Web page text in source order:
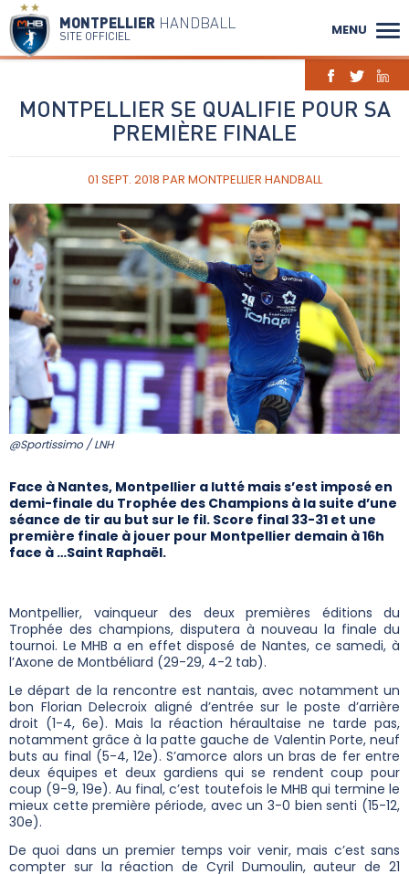
MONTPELLIERHANDBALL
SITE OFFICIEL MENU
MONTPELLIER SE QUALIFIE POUR SA
PREMIÈRE FINALE
01 SEPT. 2018 PAR MONTPELLIER HANDBALL
@Sportissimo / LNH
Face à Nantes, Montpellier a lutté mais s’est imposé en
demi-finale du Trophée des Champions à la suite d’une
séance de tir au but sur le fil. Score final 33-31 et une
première finale à jouer pour Montpellier demain à 16h
face à …Saint Raphaël.
Montpellier, vainqueur des deux premières éditions du
Trophée des champions, disputera à nouveau la finale du
tournoi. Le MHB a en effet disposé de Nantes, ce samedi, à
l’Axone de Montbéliard (29-29, 4-2 tab).
Le départ de la rencontre est nantais, avec notamment un
bon Florian Delecroix aligné d’entrée sur le poste d’arrière
droit (1-4, 6e). Mais la réaction héraultaise ne tarde pas,
notamment grâce à la patte gauche de Valentin Porte, neuf
buts au final (5-4, 12e). S’amorce alors un bras de fer entre
deux équipes et deux gardiens qui se rendent coup pour
coup (9-9, 19e). Au final, c’est toutefois le MHB qui termine le
mieux cette première période, avec un 3-0 bien senti (15-12,
30e).
De quoi dans un premier temps voir venir, mais c’est sans
compter sur la réaction de Cyril Dumoulin, auteur de 21